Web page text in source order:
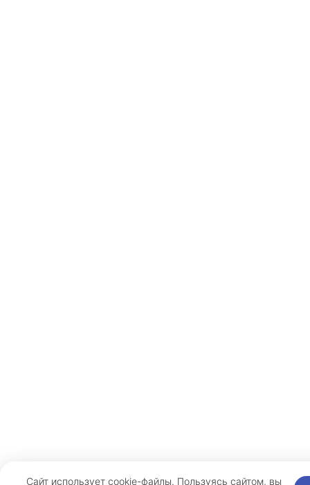
Сайт использует cookie-файлы. Пользуясь сайтом, вы